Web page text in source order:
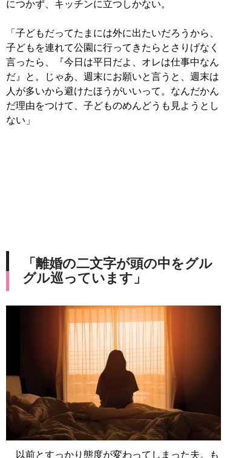
につかず、キッチンに立つしかない。
「子どもだってたまには外に出たいだろうから、
子どもを連れて公園に行ってきたらとさりげなく
言ったら、『今日は平日だよ、オレは仕事中なん
だ』と。じゃあ、週末にお願いと言うと、週末は
人が多いから避けたほうがいいって。なんだかん
だ理由をつけて、子どものめんどうも見ようとし
ない」
「離婚の二文字が頭の中をグル
グル巡っています」
以前とすっかり態度が変わってしまった夫。も